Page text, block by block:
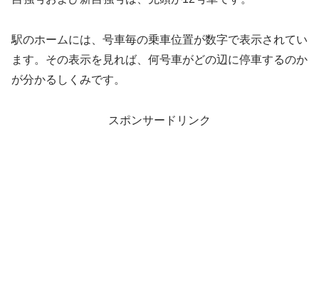
駅のホームには、号車毎の乗車位置が数字で表示されてい
ます。その表示を見れば、何号車がどの辺に停車するのか
が分かるしくみです。
スポンサードリンク